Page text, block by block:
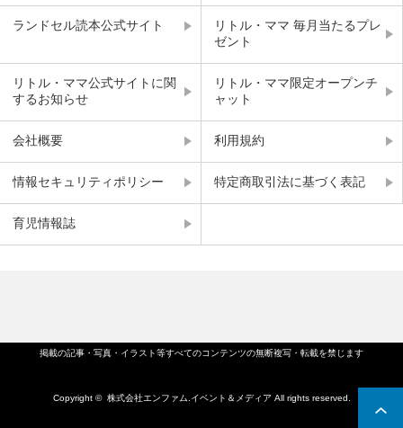
ランドセル読本公式サイト
リトル・ママ 毎月当たるプレ
ゼント
リトル・ママ公式サイトに関
するお知らせ
リトル・ママ限定オープンチ
ャット
会社概要 利用規約
情報セキュリティポリシー 特定商取引法に基づく表記
育児情報誌
掲載の記事・写真・イラスト等すべてのコンテンツの無断複写・転載を禁じます
Copyright © 株式会社エンファム.イベント＆メディア All rights reserved.